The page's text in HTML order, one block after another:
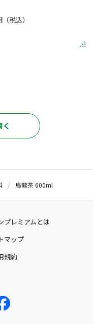
（税込）
く
烏龍茶 600ml
プレミアムとは
マップ
規約